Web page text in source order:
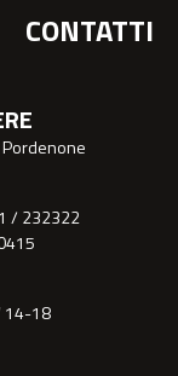
CONTATTI
/ 232322
14-18